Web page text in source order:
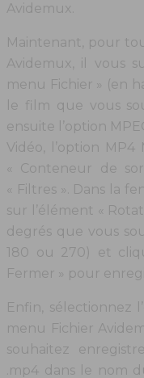
Avidemux.
Maintenant, pour
Avidemux, il vous
menu Fichier » (en
le film que vous
ensuite l’option
Vidéo, l’option
« Conteneur de
« Filtres ». Dans la
sur l’élément «
degrés que vous
180 ou 270) et
Fermer » pour
Enfin, sélectionnez
menu Fichier
souhaitez
.mp4 dans le nom